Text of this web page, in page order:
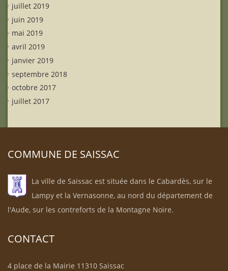
juillet 2019
juin 2019
mai 2019
avril 2019
janvier 2019
septembre 2018
octobre 2017
juillet 2017
COMMUNE DE SAISSAC
La ville de Saissac est située dans le Cabardès, sur le
Lampy et la Vernasonne, au nord du département de
l'Aude, sur les contreforts de la Montagne Noire.
CONTACT
4 place de la Mairie 11310 Saissac